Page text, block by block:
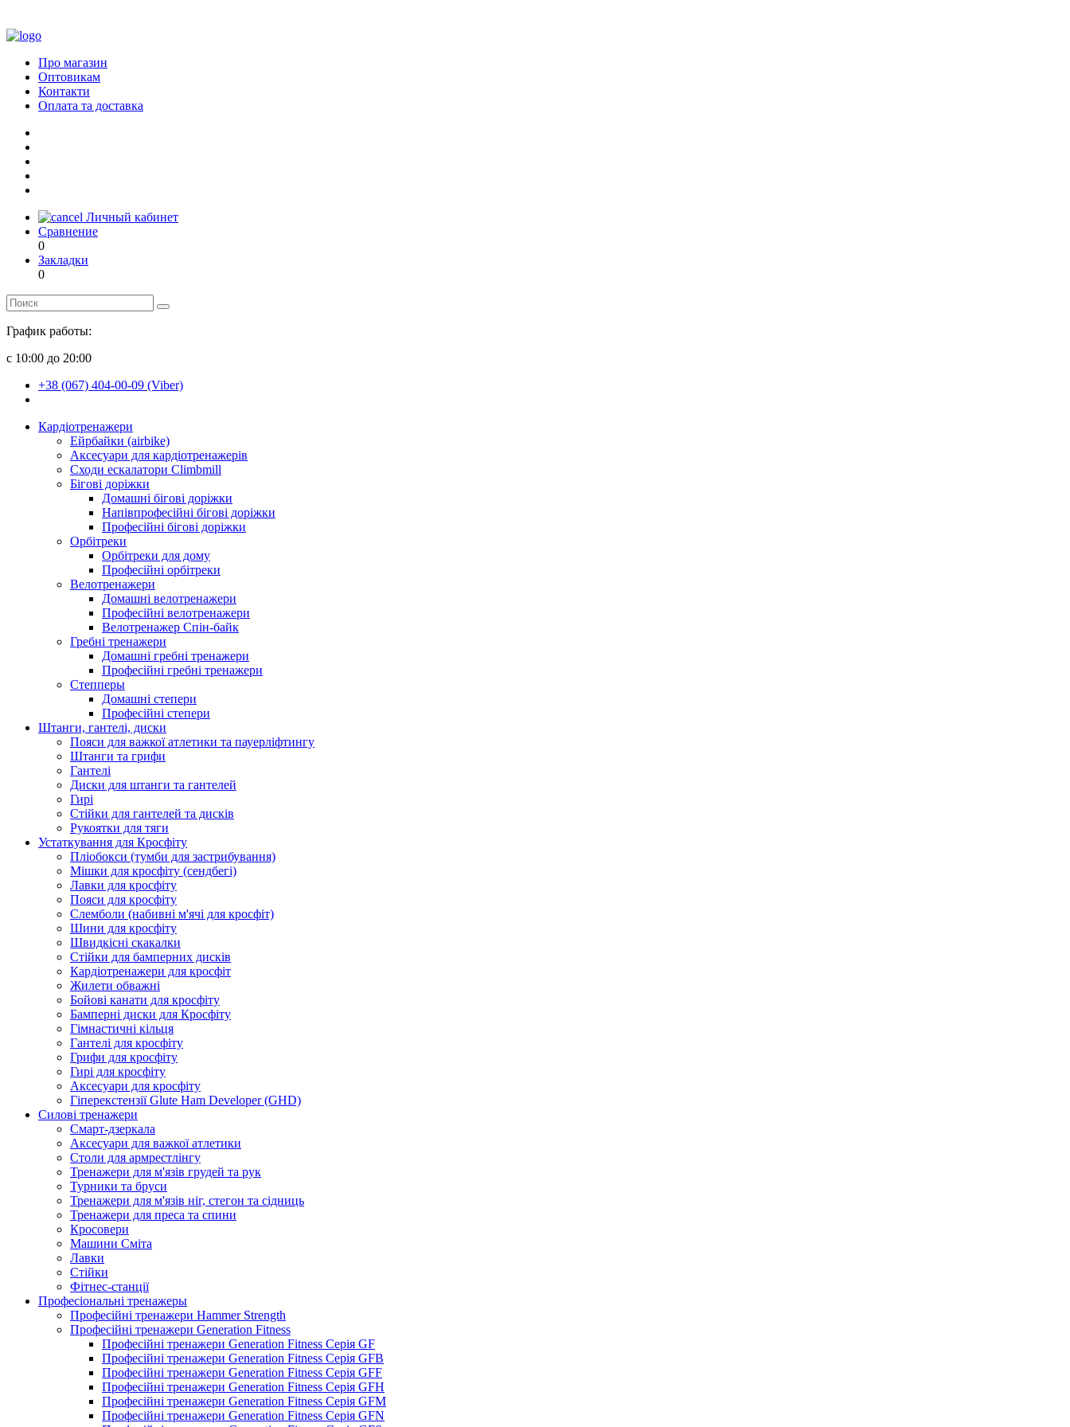
Про магазин
Оптовикам
Контакти
Оплата та доставка
Личный кабинет
Сравнение
0
Закладки
0
График работы:
с 10:00 до 20:00
+38 (067) 404-00-09 (Viber)
Кардіотренажери
Ейрбайки (airbike)
Аксесуари для кардіотренажерів
Сходи ескалатори Climbmill
Бігові доріжки
Домашні бігові доріжки
Напівпрофесійні бігові доріжки
Професійні бігові доріжки
Орбітреки
Орбітреки для дому
Професійні орбітреки
Велотренажери
Домашні велотренажери
Професійні велотренажери
Велотренажер Спін-байк
Гребні тренажери
Домашні гребні тренажери
Професійні гребні тренажери
Степперы
Домашні степери
Професійні степери
Штанги, гантелі, диски
Пояси для важкої атлетики та пауерліфтингу
Штанги та грифи
Гантелі
Диски для штанги та гантелей
Гирі
Стійки для гантелей та дисків
Рукоятки для тяги
Устаткування для Кросфіту
Пліобокси (тумби для застрибування)
Мішки для кросфіту (сендбегі)
Лавки для кросфіту
Пояси для кросфіту
Слемболи (набивні м'ячі для кросфіт)
Шини для кросфіту
Швидкісні скакалки
Стійки для бамперних дисків
Кардіотренажери для кросфіт
Жилети обважні
Бойові канати для кросфіту
Бамперні диски для Кросфіту
Гімнастичні кільця
Гантелі для кросфіту
Грифи для кросфіту
Гирі для кросфіту
Аксесуари для кросфіту
Гіперекстензії Glute Ham Developer (GHD)
Силові тренажери
Смарт-дзеркала
Аксесуари для важкої атлетики
Столи для армрестлінгу
Тренажери для м'язів грудей та рук
Турники та бруси
Тренажери для м'язів ніг, стегон та сідниць
Тренажери для преса та спини
Кросовери
Машини Сміта
Лавки
Стійки
Фітнес-станції
Професіональні тренажеры
Професійні тренажери Hammer Strength
Професійні тренажери Generation Fitness
Професійні тренажери Generation Fitness Серія GF
Професійні тренажери Generation Fitness Серія GFB
Професійні тренажери Generation Fitness Серія GFF
Професійні тренажери Generation Fitness Серія GFH
Професійні тренажери Generation Fitness Серія GFM
Професійні тренажери Generation Fitness Серія GFN